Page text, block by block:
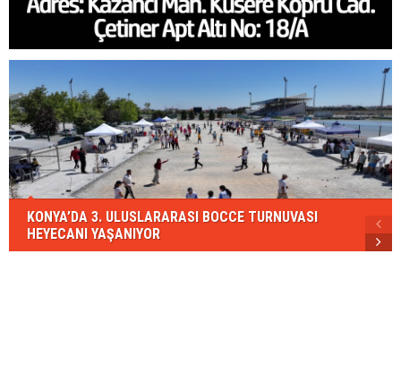
KONYA’DA 3. ULUSLARARASI BOCCE TURNUVASI
HEYECANI YAŞANIYOR